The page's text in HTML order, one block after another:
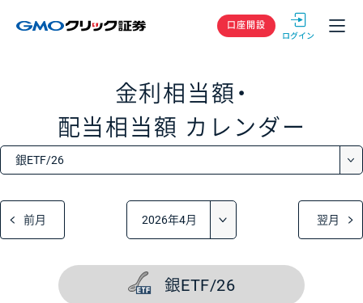
GMOクリック
口座開設
金利相当額・
配当相当額 カレンダー
前月 翌月
銀ETF/26